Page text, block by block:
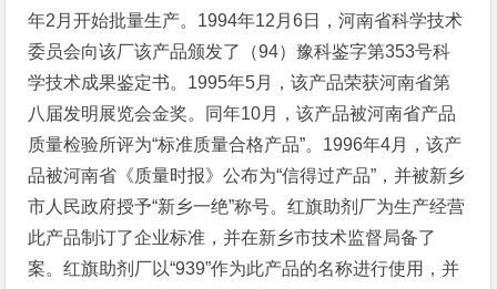
年2月开始批量生产。1994年12月6日，河南省科学技术
委员会向该厂该产品颁发了（94）豫科鉴字第353号科
学技术成果鉴定书。1995年5月，该产品荣获河南省第
八届发明展览会金奖。同年10月，该产品被河南省产品
质量检验所评为“标准质量合格产品”。1996年4月，该产
品被河南省《质量时报》公布为“信得过产品”，并被新乡
市人民政府授予“新乡一绝”称号。红旗助剂厂为生产经营
此产品制订了企业标准，并在新乡市技术监督局备了
案。红旗助剂厂以“939”作为此产品的名称进行使用，并